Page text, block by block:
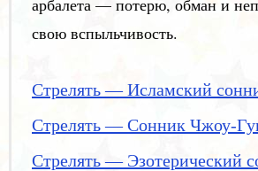
арбалета — потерю, обман и
свою вспыльчивость.
Стрелять — Исламский
Стрелять — Сонник Чжоу-
Стрелять — Эзотерический